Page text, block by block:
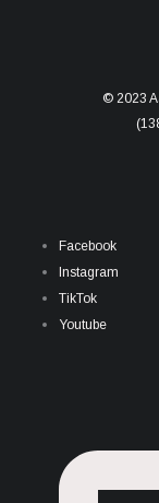
© 2023
Facebook
Instagram
TikTok
Youtube